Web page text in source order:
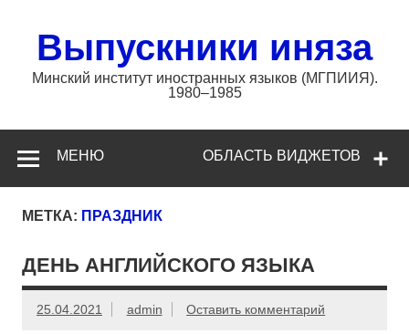
содержимому
Выпускники иняза
Минский институт иностранных языков (МГПИИЯ).
1980–1985
ОБЛАСТЬ ВИДЖЕТОВ
МЕНЮ
МЕТКА: ПРАЗДНИК
ДЕНЬ АНГЛИЙСКОГО ЯЗЫКА
25.04.2021 admin Оставить комментарий